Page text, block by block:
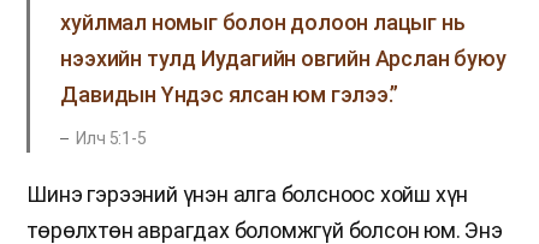
хуйлмал номыг болон долоон лацыг нь
нээхийн тулд Иудагийн овгийн Арслан буюу
Давидын Үндэс ялсан юм гэлээ.”
Илч 5:1-5
Шинэ гэрээний үнэн алга болсноос хойш хүн
төрөлхтөн аврагдах боломжгүй болсон юм. Энэ